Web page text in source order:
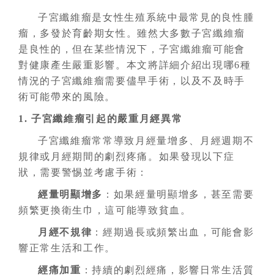
子宮纖維瘤是女性生殖系統中最常見的良性腫
瘤，多發於育齡期女性。雖然大多數子宮纖維瘤
是良性的，但在某些情況下，子宮纖維瘤可能會
對健康產生嚴重影響。本文將詳細介紹出現哪6種
情況的子宮纖維瘤需要儘早手術，以及不及時手
術可能帶來的風險。
1. 子宮纖維瘤引起的嚴重月經異常
子宮纖維瘤常常導致月經量增多、月經週期不
規律或月經期間的劇烈疼痛。如果發現以下症
狀，需要警惕並考慮手術：
經量明顯增多 ：如果經量明顯增多，甚至需要
頻繁更換衛生巾，這可能導致貧血。
月經不規律 ：經期過長或頻繁出血，可能會影
響正常生活和工作。
經痛加重 ：持續的劇烈經痛，影響日常生活質